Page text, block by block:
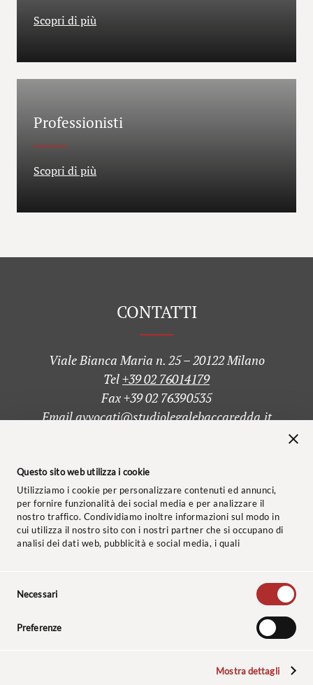
Questo sito web utilizza i cookie
Utilizziamo i cookie per personalizzare contenuti ed annunci,
per fornire funzionalità dei social media e per analizzare il
nostro traffico. Condividiamo inoltre informazioni sul modo in
cui utilizza il nostro sito con i nostri partner che si occupano di
analisi dei dati web, pubblicità e social media, i quali
Necessari
Preferenze
Mostra dettagli
Scopri di più
Professionisti
Scopri di più
CONTATTI
Viale Bianca Maria n. 25 – 20122 Milano
Tel+39 02 76014179
Fax +39 02 76390535
Emailavvocati@studiolegalebaccaredda.it
CONTATTI
© 2024 Studio Legale Baccaredda Boy. Tutti i diritti riservati.
Codice
Etico–Polizza Assicurativa
Le sculture, le cui foto sono riprodotte nel sito, sono opere dello scultore: